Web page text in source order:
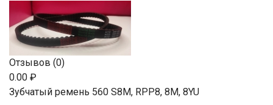
Отзывов (0)
0.00 ₽
Зубчатый ремень 560 S8M, RPP8, 8М, 8YU